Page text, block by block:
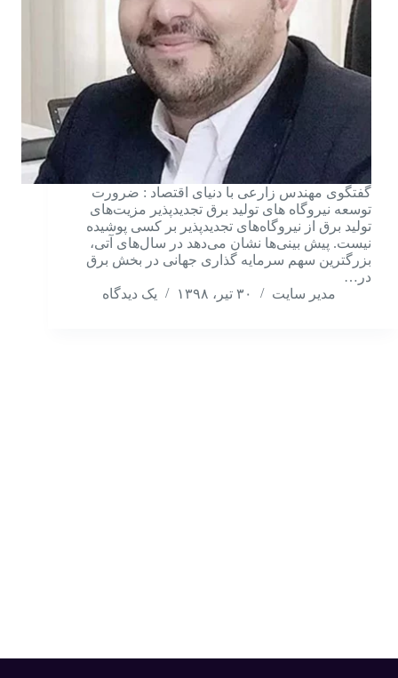
گفتگوی مهندس زارعی با دنیای اقتصاد : ضرورت
توسعه نیروگاه‌ های تولید برق تجدیدپذیر مزیت‌های
تولید برق از نیروگاه‌های تجدیدپذیر بر کسی پوشیده
نیست. پیش بینی‌ها نشان می‌دهد در سال‌های آتی،
بزرگترین سهم سرمایه گذاری جهانی در بخش برق
در…
مدیر سایت
۳۰ تیر، ۱۳۹۸ یک دیدگاه